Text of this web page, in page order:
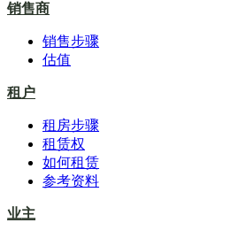
销售商
销售步骤
估值
租户
租房步骤
租赁权
如何租赁
参考资料
业主